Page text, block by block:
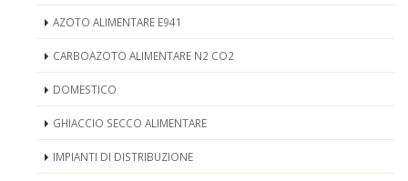
AZOTO ALIMENTARE E941
CARBOAZOTO ALIMENTARE N2 CO2
DOMESTICO
GHIACCIO SECCO ALIMENTARE
IMPIANTI DI DISTRIBUZIONE